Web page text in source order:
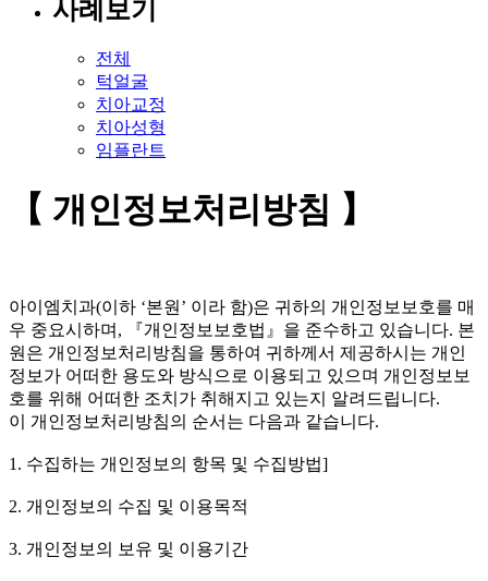
사례보기
전체
턱얼굴
치아교정
치아성형
임플란트
【 개인정보처리방침 】
아이엠치과(이하 ‘본원’ 이라 함)은 귀하의 개인정보보호를 매
우 중요시하며, 『개인정보보호법』을 준수하고 있습니다. 본
원은 개인정보처리방침을 통하여 귀하께서 제공하시는 개인
정보가 어떠한 용도와 방식으로 이용되고 있으며 개인정보보
호를 위해 어떠한 조치가 취해지고 있는지 알려드립니다.
이 개인정보처리방침의 순서는 다음과 같습니다.
1. 수집하는 개인정보의 항목 및 수집방법]
2. 개인정보의 수집 및 이용목적
3. 개인정보의 보유 및 이용기간